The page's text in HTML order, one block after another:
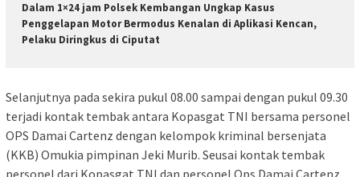
Dalam 1×24 jam Polsek Kembangan Ungkap Kasus
Penggelapan Motor Bermodus Kenalan di Aplikasi Kencan,
Pelaku Diringkus di Ciputat
Selanjutnya pada sekira pukul 08.00 sampai dengan pukul 09.30
terjadi kontak tembak antara Kopasgat TNI bersama personel
OPS Damai Cartenz dengan kelompok kriminal bersenjata
(KKB) Omukia pimpinan Jeki Murib. Seusai kontak tembak
personel dari Kopasgat TNI dan personel Ops Damai Cartenz